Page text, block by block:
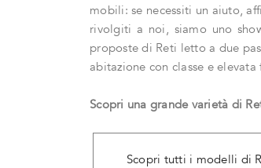
mobili: se necessiti un aiuto,
rivolgiti a noi, siamo uno
proposte di Reti letto a due
abitazione con classe e elevata
Scopri una grande varietà di
Scopri tutti i modelli di